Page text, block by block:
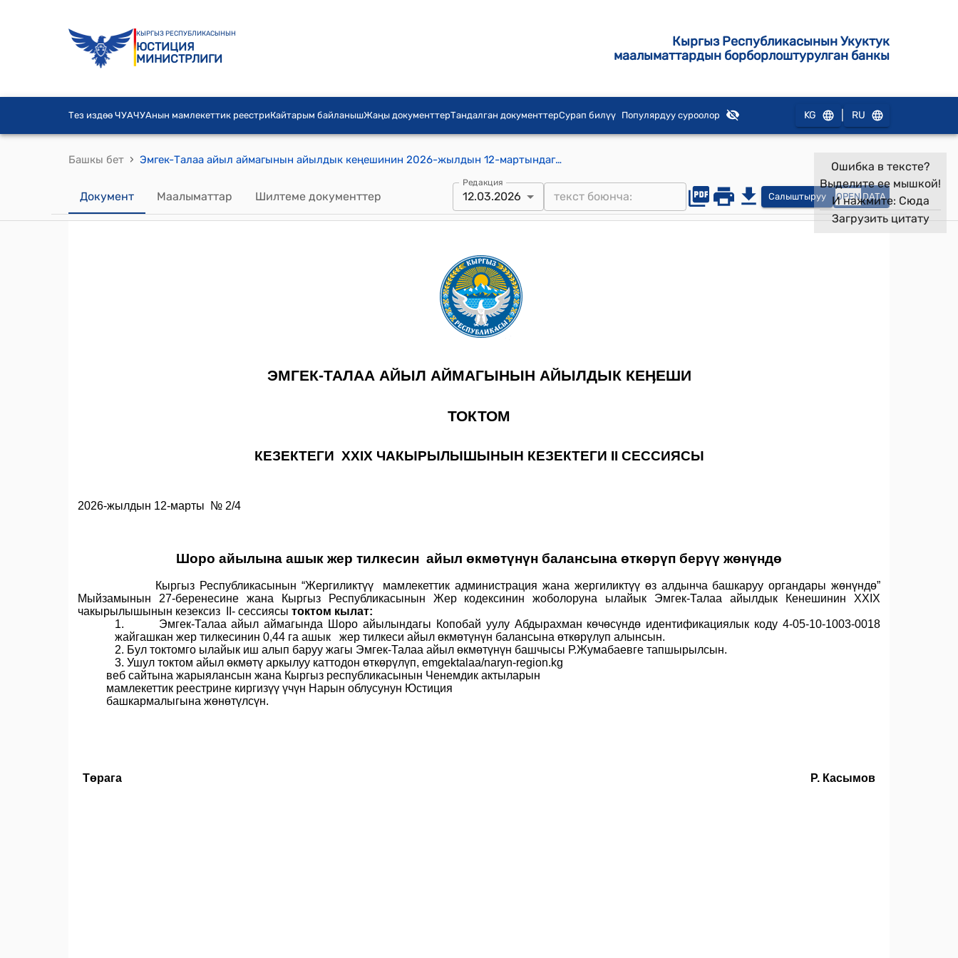
КЫРГЫЗ РЕСПУБЛИКАСЫНЫН
ЮСТИЦИЯ
МИНИСТРЛИГИ
Кыргыз Республикасынын Укуктук
маалыматтардын борборлоштурулган банкы
Тез издөө ЧУАЧУАнын мамлекеттик реестриКайтарым байланышЖаңы документтерТандалган документтерСурап билүү Популярдуу суроолор KG RU
Башкы бет › Эмгек-Талаа айыл аймагынын айылдык кеңешинин 2026-жылдын 12-мартындагы №2/4 "Шоро айылына ашык жер тилкесин айыл өкмөтүнүн балансына өткөрүп берүү жөнүндө" Токтому
Документ Маалыматтар Шилтеме документтер
Редакция
12.03.2026 Салыштыруу OPEN DATA
Ошибка в тексте?
Выделите ее мышкой!
И нажмите: Сюда
Загрузить цитату